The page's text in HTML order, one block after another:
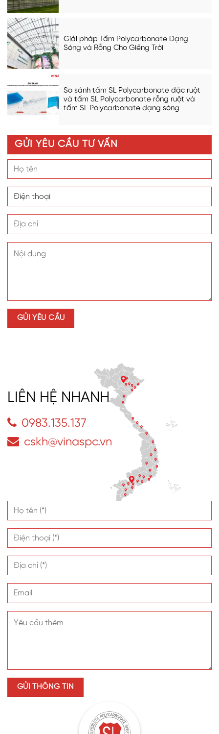
Giải pháp Tấm Polycarbonate Dạng
Sóng và Rỗng Cho Giếng Trời
So sánh tấm SL Polycarbonate đặc ruột
và tấm SL Polycarbonate rỗng ruột và
tấm SL Polycarbonate dạng sóng
GỬI YÊU CẦU TƯ VẤN
LIÊN HỆ NHANH
0983.135.137
cskh@vinaspc.vn